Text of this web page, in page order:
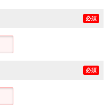
必須
必須